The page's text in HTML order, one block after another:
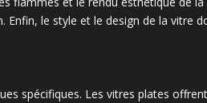
le style et le design de la vitre
spécifiques. Les vitres plates